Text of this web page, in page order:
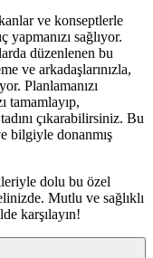
ve konseptlerle
sağlıyor.
düzenlenen bu
ve arkadaşlarınızla,
Planlamanızı
tamamlayıp,
çıkarabilirsiniz. Bu
bilgiyle donanmış
dolu bu özel
Mutlu ve sağlıklı
karşılayın!